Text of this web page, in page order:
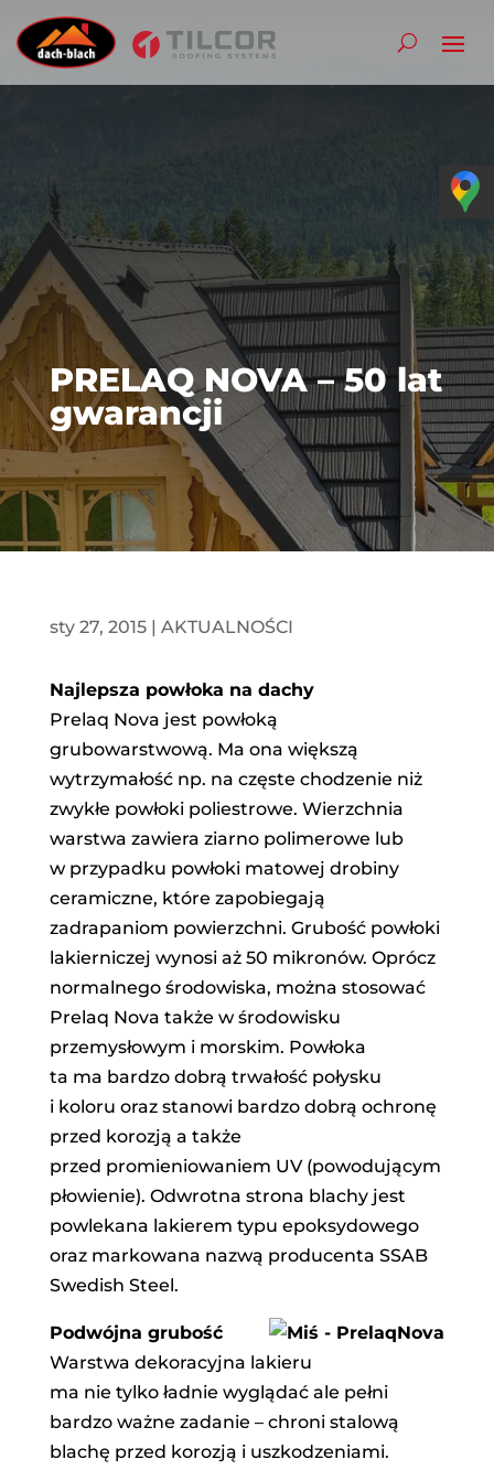
PRELAQ NOVA – 50 lat
gwarancji
sty 27, 2015| AKTUALNOŚCI
Najlepsza powłoka na dachy
Prelaq Nova jest powłoką
grubowarstwową. Ma ona większą
wytrzymałość np. na częste chodzenie niż
zwykłe powłoki poliestrowe. Wierzchnia
warstwa zawiera ziarno polimerowe lub
w przypadku powłoki matowej drobiny
ceramiczne, które zapobiegają
zadrapaniom powierzchni. Grubość powłoki
lakierniczej wynosi aż 50 mikronów. Oprócz
normalnego środowiska, można stosować
Prelaq Nova także w środowisku
przemysłowym i morskim. Powłoka
ta ma bardzo dobrą trwałość połysku
i koloru oraz stanowi bardzo dobrą ochronę
przed korozją a także
przed promieniowaniem UV (powodującym
płowienie). Odwrotna strona blachy jest
powlekana lakierem typu epoksydowego
oraz markowana nazwą producenta SSAB
Swedish Steel.
Podwójna grubość
Warstwa dekoracyjna lakieru
ma nie tylko ładnie wyglądać ale pełni
bardzo ważne zadanie – chroni stalową
blachę przed korozją i uszkodzeniami.